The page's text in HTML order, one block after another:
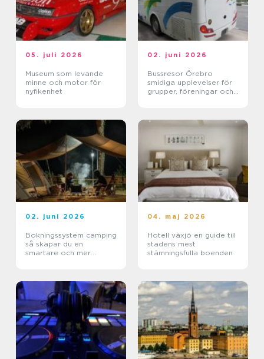
05. juli 2026
Museum som levande
minne och motor för
nyfikenhet
02. juni 2026
Bussresor Örebro
smidiga upplevelser för
grupper, föreningar och
02. juni 2026
Bokningssystem camping
så skapar du en
smartare och mer
04. maj 2026
Hotell växjö en guide till
stadens mest
stämningsfulla boenden